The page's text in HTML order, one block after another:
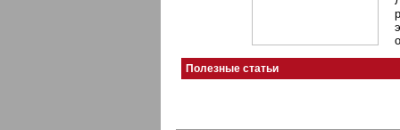
Полезные статьи